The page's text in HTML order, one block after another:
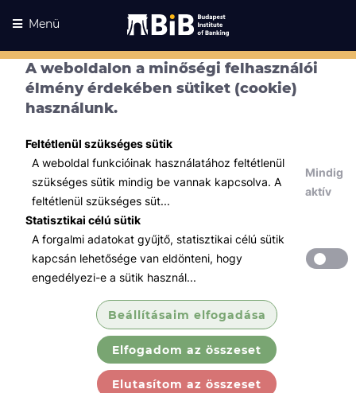
A weboldalon a minőségi felhasználói
élmény érdekében sütiket (cookie)
használunk.
Feltétlenül szükséges sütik
A weboldal funkcióinak használatához feltétlenül
szükséges sütik mindig be vannak kapcsolva. A
feltétlenül szükséges süt...
Mindig
aktív
Statisztikai célú sütik
A forgalmi adatokat gyűjtő, statisztikai célú sütik
kapcsán lehetősége van eldönteni, hogy
engedélyezi-e a sütik használ...
Beállításaim elfogadása
Elfogadom az összeset
Elutasítom az összeset
Menü
ONLINE hatósági
vizsga
A pénzügyi szolgáltatás közvetítői, a biztosításközvetítői és a
tőkepiaci üzletkötői hatósági képzéssel és hatósági vizsgával
összefüggő feladatokról szóló 40/2015. (XII. 30.) NGM rendelet
Kiemelten felhívjuk a figyelmét, hogy avizsgajelentkezése
kizárólag abban az esetben tekinthetőérvényesnek
amennyiben ezen a felületen Függő vagy Független
Biztosításközvetítői, Pénzügyi szolgáltatás közvetítői
vagy Tőkepiaci üzletkötői vizsgára jelentkezik továbbá